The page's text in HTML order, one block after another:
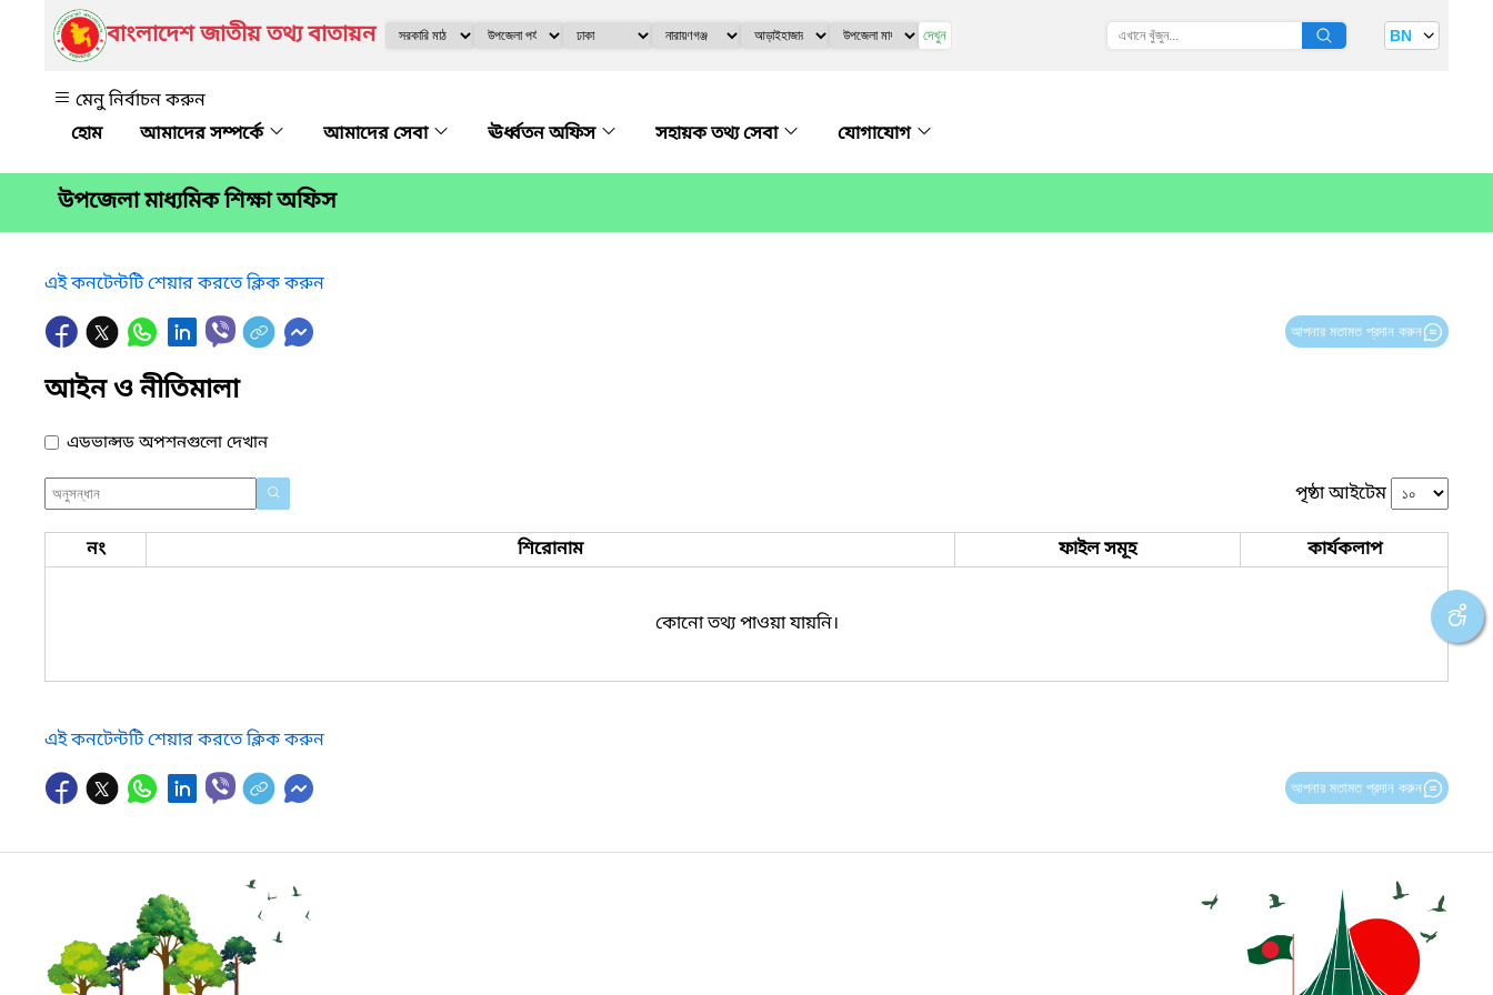
বাংলাদেশ জাতীয় তথ্য বাতায়ন দেখুন BN
মেনু নির্বাচন করুন
আমাদের সম্পর্কে
আমাদের সেবা ঊর্ধ্বতন অফিস সহায়ক তথ্য সেবা যোগাযোগ
উপজেলা মাধ্যমিক শিক্ষা অফিস
এই কনটেন্টটি শেয়ার করতে ক্লিক করুন
আপনার মতামত প্রদান করুন
আইন ও নীতিমালা
এডভান্সড অপশনগুলো দেখান
পৃষ্ঠা আইটেম
নং শিরোনাম ফাইল সমূহ কার্যকলাপ
কোনো তথ্য পাওয়া যায়নি।
এই কনটেন্টটি শেয়ার করতে ক্লিক করুন
আপনার মতামত প্রদান করুন